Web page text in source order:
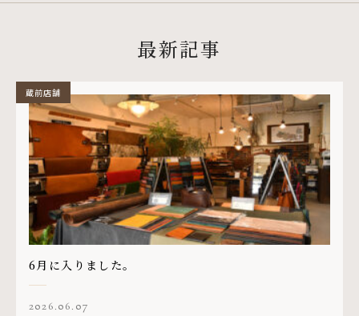
最新記事
6月に入りました。
2026.06.07
蔵前店舗